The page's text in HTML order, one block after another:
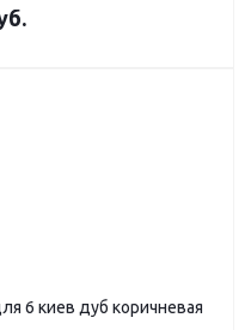
6 киев дуб коричневая